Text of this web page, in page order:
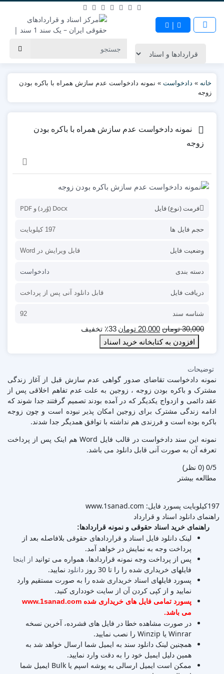
|
خانه » دادخواست » نمونه دادخواست عدم سازش همراه با باکره بودن
زوجه
نمونه دادخواست عدم سازش همراه با باکره بودن
زوجه
فرمت (نوع) فایل Docx (وُرد) و PDF
حجم فایل ها 197 کیلوبایت
وضعیت فایل قابل ویرایش در Word
دسته بندی دادخواست
دریافت فایل قابل دانلود آنی پس از پرداخت
شناسه سند 92
30,000 تومان 20,000 تومان ٪33 تخفیف
افزودن به کتابخانه خرید اسناد
توضیحات
نمونه دادخواست تقاضای صدور گواهی عدم سازش قبل از آغاز زندگی
مشترک و باکره بودن زوجه ، زوجین به علت عدم تفاهم اخلاقی پس از
عقد دائمی و ازدواج یکدیگر که در آمده بودند تصمیم گرفتند جدا شوند که
ادامه زندگی مشترک برای زوجین امکان پذیر نبوده است و چون زوجه
باکره بوده است و فرزندی هم نداشته با توافق همدیگر جدا شدند.
نمونه این سند دادخواست در قالب فایل Word هم اینک پس از پرداخت
تعرفه آن به صورت آنی قابل دانلود می باشد.
‫0/5 ‫(0 نظر)
مطالعه بیشتر
197کیلوبایت
پسورد فایل: www.1sanad.com
راهنمای دانلود اسناد و قرارداد
راهنمای خرید اسناد حقوقی و نمونه قراردادها:
لینک دانلود فایل اسناد و قراردادهای حقوقی بلافاصله بعد از
پرداخت وجه به نمایش در خواهد آمد.
پس از پرداخت وجه نمونه قراردادها، همواره می توانید از اینجا
فایلهای خریداری شده را را تا 30 روز
دانلود نمایید.
پسورد فایلهای اسناد خریداری شده را به صورت مستقیم وارد
نمایید و از کپی کردن آن از سایت خودداری کنید.
پسورد تمامی فایل های خریداری شده www.1sanad.com
می باشد.
در صورت مشاهده خطا در فایل های فشرده، آخرین نسخه
Winrar یا Winzip را نصب نمایید.
همچنین لینک دانلود سند به ایمیل شما ارسال خواهد شد به
همین دلیل ایمیل خود را به دقت وارد نمایید.
ممکن است ایمیل ارسالی به پوشه اسپم یا Bulk ایمیل شما